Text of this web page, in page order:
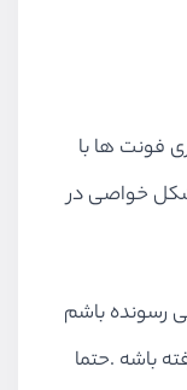
فونت ها با
خواصی در
رسونده باشم
باشه .حتما